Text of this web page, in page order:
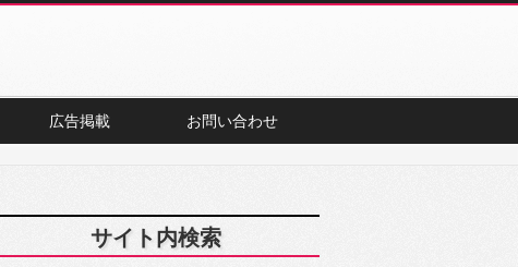
広告掲載 お問い合わせ
サイト内検索